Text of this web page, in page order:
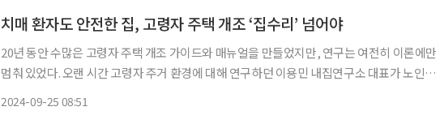
치매 환자도 안전한 집, 고령자 주택 개조 ‘집수리’ 넘어야
20년 동안 수많은 고령자 주택 개조 가이드와 매뉴얼을 만들었지만, 연구는 여전히 이론에만
멈춰 있었다. 오랜 시간 고령자 주거 환경에 대해 연구하던 이용민 내집연구소 대표가 노인·
2024-09-25 08:51